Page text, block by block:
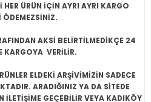
ÜRÜN İÇİN AYRI AYRI KARGO
ÖDEMEZSİNİZ.
AKSİ BELİRTİLMEDİKÇE 24
KARGOYA VERİLİR.
ELDEKİ ARŞİVİMİZİN SADECE
ARADIĞINIZ YA DA SİTEDE
İLETİŞİME GEÇEBİLİR VEYA KADIKÖY